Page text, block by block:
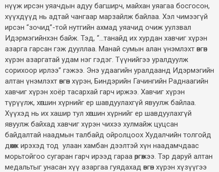
нүүж ирсэн уяачдын адуу багширч, майхан уяагаа босгосон,
хүүхдүүд нь адтай чангаар марзайлж байлаа. Хэл чимээгүй
ирсэн “зочид”-той нутгийн ахмад уяачид очиж уулзвал
Идэрмэгийнхэн байж. Тэд, “...танайд их хурдан хавчиг хүрэн
азарга гарсан гэж дууллаа. Манай сумын алан үнэмлэхт өвгөн
хүрэн азаргатай удам нэг гэдэг. Түүнийгээ уралдуулж
сорихоор ирлээ” гэжээ. Энэ удаагийн уралдаанд Идэрмэгийн
алтан үнэмлэхт өвгөн хүрэн, Биндэрийн Гачингийн Раднаагийн
хавчиг хүрэн хоёр тасархай гарч иржээ. Хавчиг хүрэн
түрүүлж, хөгшин хүрнийг ер шавдуулахгүй явуулж байлаа.
Хүүхэд нь их хашир тул хөгшин хүрнийг ер шавдуулахгүй
явуулж байхад хавчиг хүрэн чихээ хулмайж цуцсан
байдалтай наадмын талбайд ойролцоох Худалчийн толгойд
дөхөж ирэхэд тод улаан хамбан дээлтэй хүн наадамчдаас
морьтойгоо сугаран гарч ирээд гараа өргөжээ. Тэр даруй алтан
медальтыг унасан хүү азаргаа гуядахад өвгөн хүрэн хүзүүгээ